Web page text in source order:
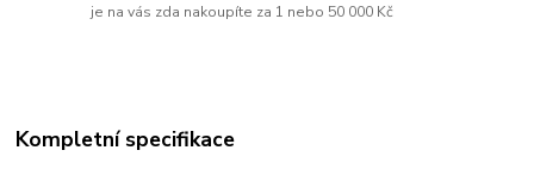
je na vás zda nakoupíte za 1 nebo 50 000 Kč
Kompletní specifikace